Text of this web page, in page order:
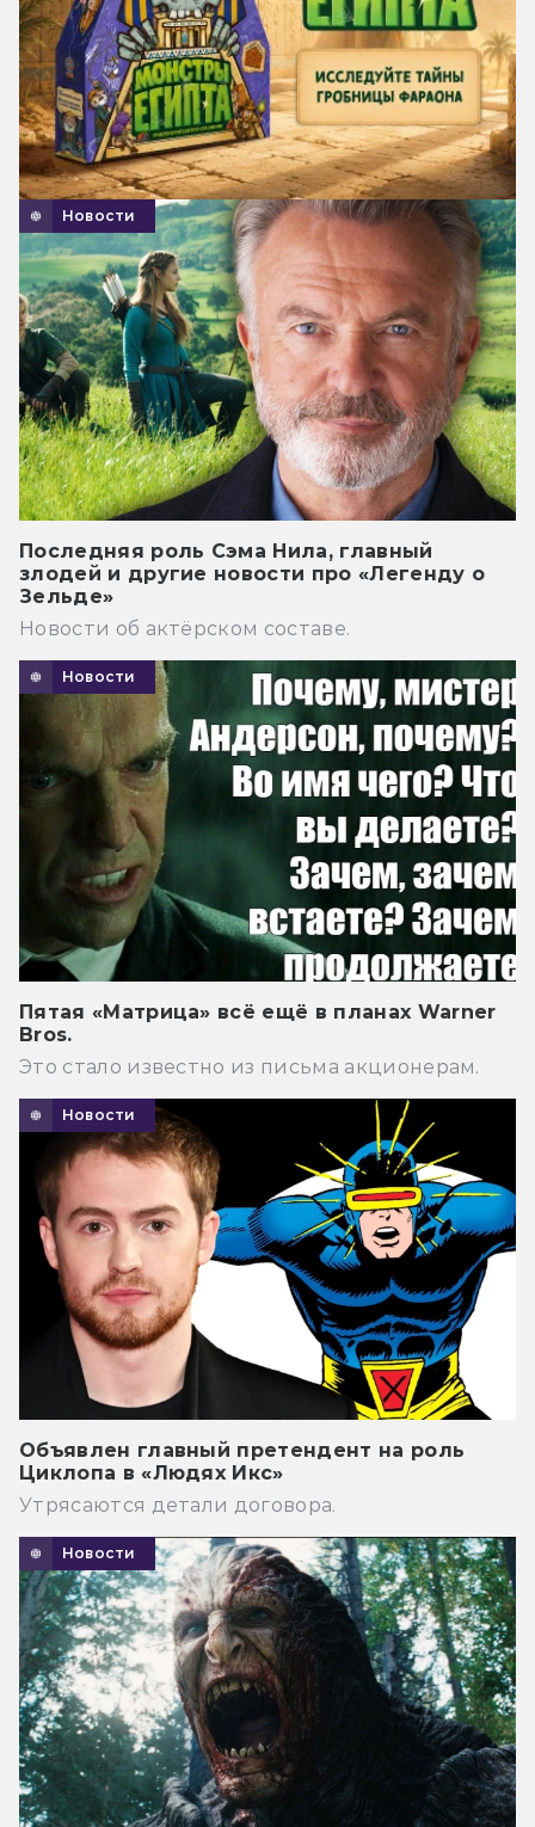
Новости
Последняя роль Сэма Нила, главный
злодей и другие новости про «Легенду о
Зельде»
Новости об актёрском составе.
Новости
Пятая «Матрица» всё ещё в планах Warner
Bros.
Это стало известно из письма акционерам.
Новости
Объявлен главный претендент на роль
Циклопа в «Людях Икс»
Утрясаются детали договора.
Новости